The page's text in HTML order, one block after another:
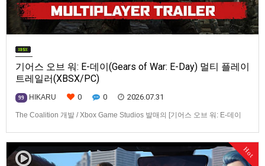
기어스 오브 워: E-데이(Gears of War: E-Day) 멀티 플레이
트레일러(XBSX/PC)
99 HIKARU 0 0 2026.07.31
The Coalition 개발 / Xbox Game Studios 발매의 [기어스 오브 워: E-데이
Hot